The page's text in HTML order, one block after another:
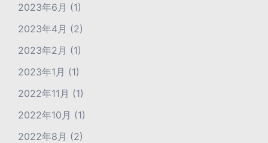
2023年6月 (1)
2023年4月 (2)
2023年2月 (1)
2023年1月 (1)
2022年11月 (1)
2022年10月 (1)
2022年8月 (2)